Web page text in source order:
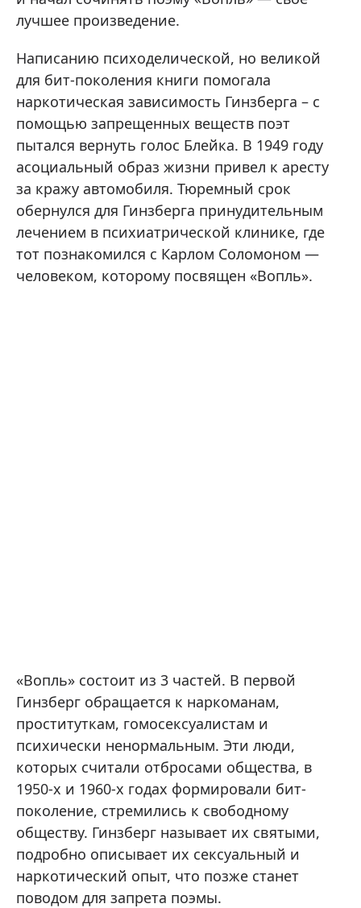
лучшее произведение.
Написанию психоделической, но великой
для бит-поколения книги помогала
наркотическая зависимость Гинзберга – с
помощью запрещенных веществ поэт
пытался вернуть голос Блейка. В 1949 году
асоциальный образ жизни привел к аресту
за кражу автомобиля. Тюремный срок
обернулся для Гинзберга принудительным
лечением в психиатрической клинике, где
тот познакомился с Карлом Соломоном —
человеком, которому посвящен «Вопль».
«Вопль» состоит из 3 частей. В первой
Гинзберг обращается к наркоманам,
проституткам, гомосексуалистам и
психически ненормальным. Эти люди,
которых считали отбросами общества, в
1950-х и 1960-х годах формировали бит-
поколение, стремились к свободному
обществу. Гинзберг называет их святыми,
подробно описывает их сексуальный и
наркотический опыт, что позже станет
поводом для запрета поэмы.